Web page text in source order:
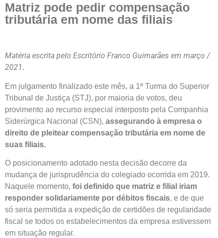
Matriz pode pedir compensação
tributária em nome das filiais
Matéria escrita pelo Escritório Franco Guimarães em março /
2021.
Em julgamento finalizado este mês, a 1ª Turma do Superior
Tribunal de Justiça (STJ), por maioria de votos, deu
provimento ao recurso especial interposto pela Companhia
Siderúrgica Nacional (CSN), assegurando à empresa o
direito de pleitear compensação tributária em nome de
suas filiais.
O posicionamento adotado nesta decisão decorre da
mudança de jurisprudência do colegiado ocorrida em 2019.
Naquele momento, foi definido que matriz e filial iriam
responder solidariamente por débitos fiscais, e de que
só seria permitida a expedição de certidões de regularidade
fiscal se todos os estabelecimentos da empresa estivessem
em situação regular.